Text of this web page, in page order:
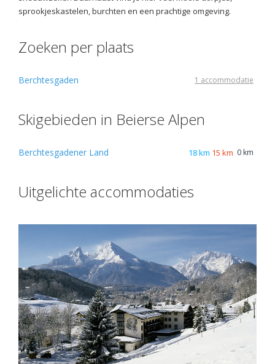
sprookjeskastelen, burchten en een prachtige omgeving.
Zoeken per plaats
Berchtesgaden 1 accommodatie
Skigebieden in Beierse Alpen
Berchtesgadener Land 18 km 15 km 0 km
Uitgelichte accommodaties